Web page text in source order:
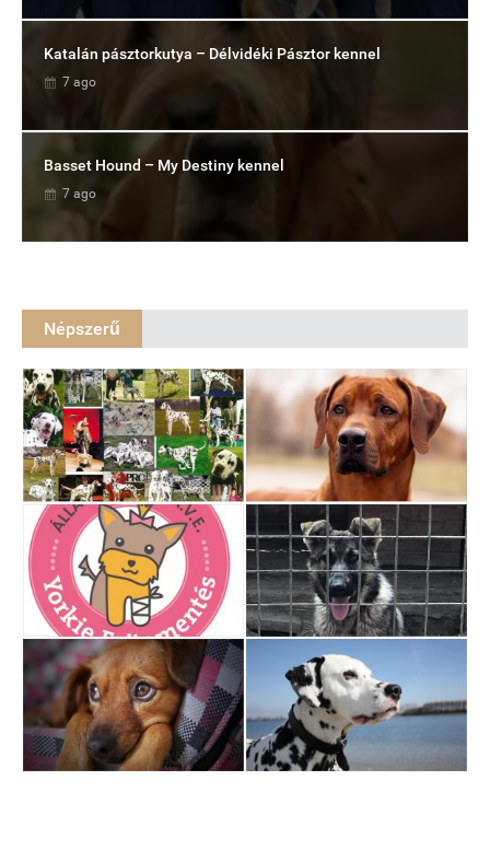
Katalán pásztorkutya – Délvidéki Pásztor kennel
7 ago
Basset Hound – My Destiny kennel
7 ago
Népszerű